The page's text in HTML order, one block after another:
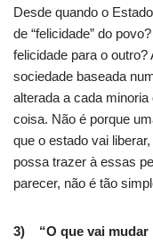
Desde quando o
de “felicidade” do
felicidade para o
sociedade baseada
alterada a cada
coisa. Não é porque
que o estado vai
possa trazer à essas
parecer, não é tão
3) “O que vai mudar